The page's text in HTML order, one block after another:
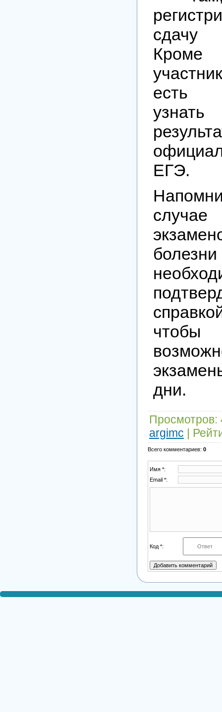
есть
ЕГЭ.
дни.
Просмотров:
argimc |
Всего комментариев: 0
Имя *:
Email *:
Код *: